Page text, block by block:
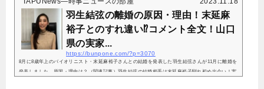
羽生結弦の離婚の原因・理由！末延麻
裕子とのすれ違い⁉コメント全文！山口
県の実家...
https://bunpone.com/?p=3070
8月に8歳年上のバイオリニスト・末延麻裕子さんとの結婚を発表した羽生結弦さんが11月に離婚を
発表しました。原因・理由は？（関連記事）羽生結弦の結婚相手は末延麻裕子馴れ初め出会い！実